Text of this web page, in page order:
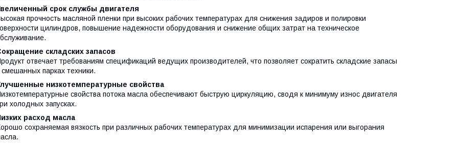
срок службы двигателя
прочность масляной пленки при высоких рабочих температурах для снижения задиров и полировки
цилиндров, повышение надежности оборудования и снижение общих затрат на техническое
складских запасов
отвечает требованиям спецификаций ведущих производителей, что позволяет сократить складские запасы
смешанных парках техники.
низкотемпературные свойства
свойства потока масла обеспечивают быструю циркуляцию, сводя к минимуму износ двигателя
холодных запусках.
расход масла
сохраняемая вязкость при различных рабочих температурах для минимизации испарения или выгорания